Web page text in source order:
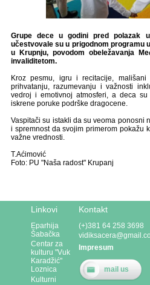
Grupe dece u godini pred polazak
učestvovale su u prigodnom programu
u Krupnju, povodom obeležavanja
invaliditetom.
Kroz pesmu, igru i recitacije,
prihvatanju, razumevanju i važnosti
vedroj i emotivnoj atmosferi, a deca
iskrene poruke podrške dragocene.
Vaspitači su istakli da su veoma ponosni
i spremnost da svojim primerom pokažu
važne vrednosti.
T.Aćimović
Foto: PU "Naša radost" Krupanj
Linkovi
Eparhija
Šabačka
Centar za
kulturu "Vuk
Karadžić"
Loznica
Kulturni
Kontakt
(+)381 64 258 3698
Impresum
mail us